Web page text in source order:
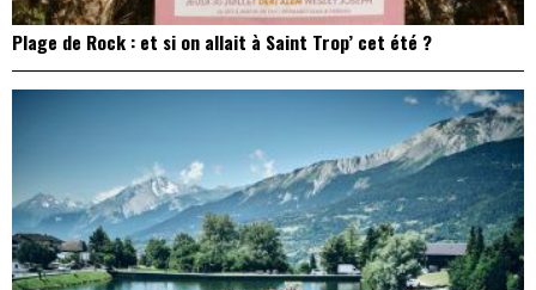
Plage de Rock : et si on allait à Saint Trop’ cet été ?